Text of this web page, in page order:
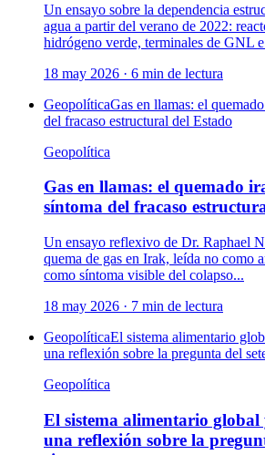
Un ensayo sobre la dependencia
agua a partir del verano de 2022:
hidrógeno verde, terminales de GNL
18 may 2026 · 6 min de lectura
GeopolíticaGas en llamas: el
del fracaso estructural del Estado
Geopolítica
Gas en llamas: el quemado
síntoma del fracaso
Un ensayo reflexivo de Dr. Raphael
quema de gas en Irak, leída no como
como síntoma visible del colapso...
18 may 2026 · 7 min de lectura
GeopolíticaEl sistema alimentario
una reflexión sobre la pregunta del
Geopolítica
El sistema alimentario global
una reflexión sobre la